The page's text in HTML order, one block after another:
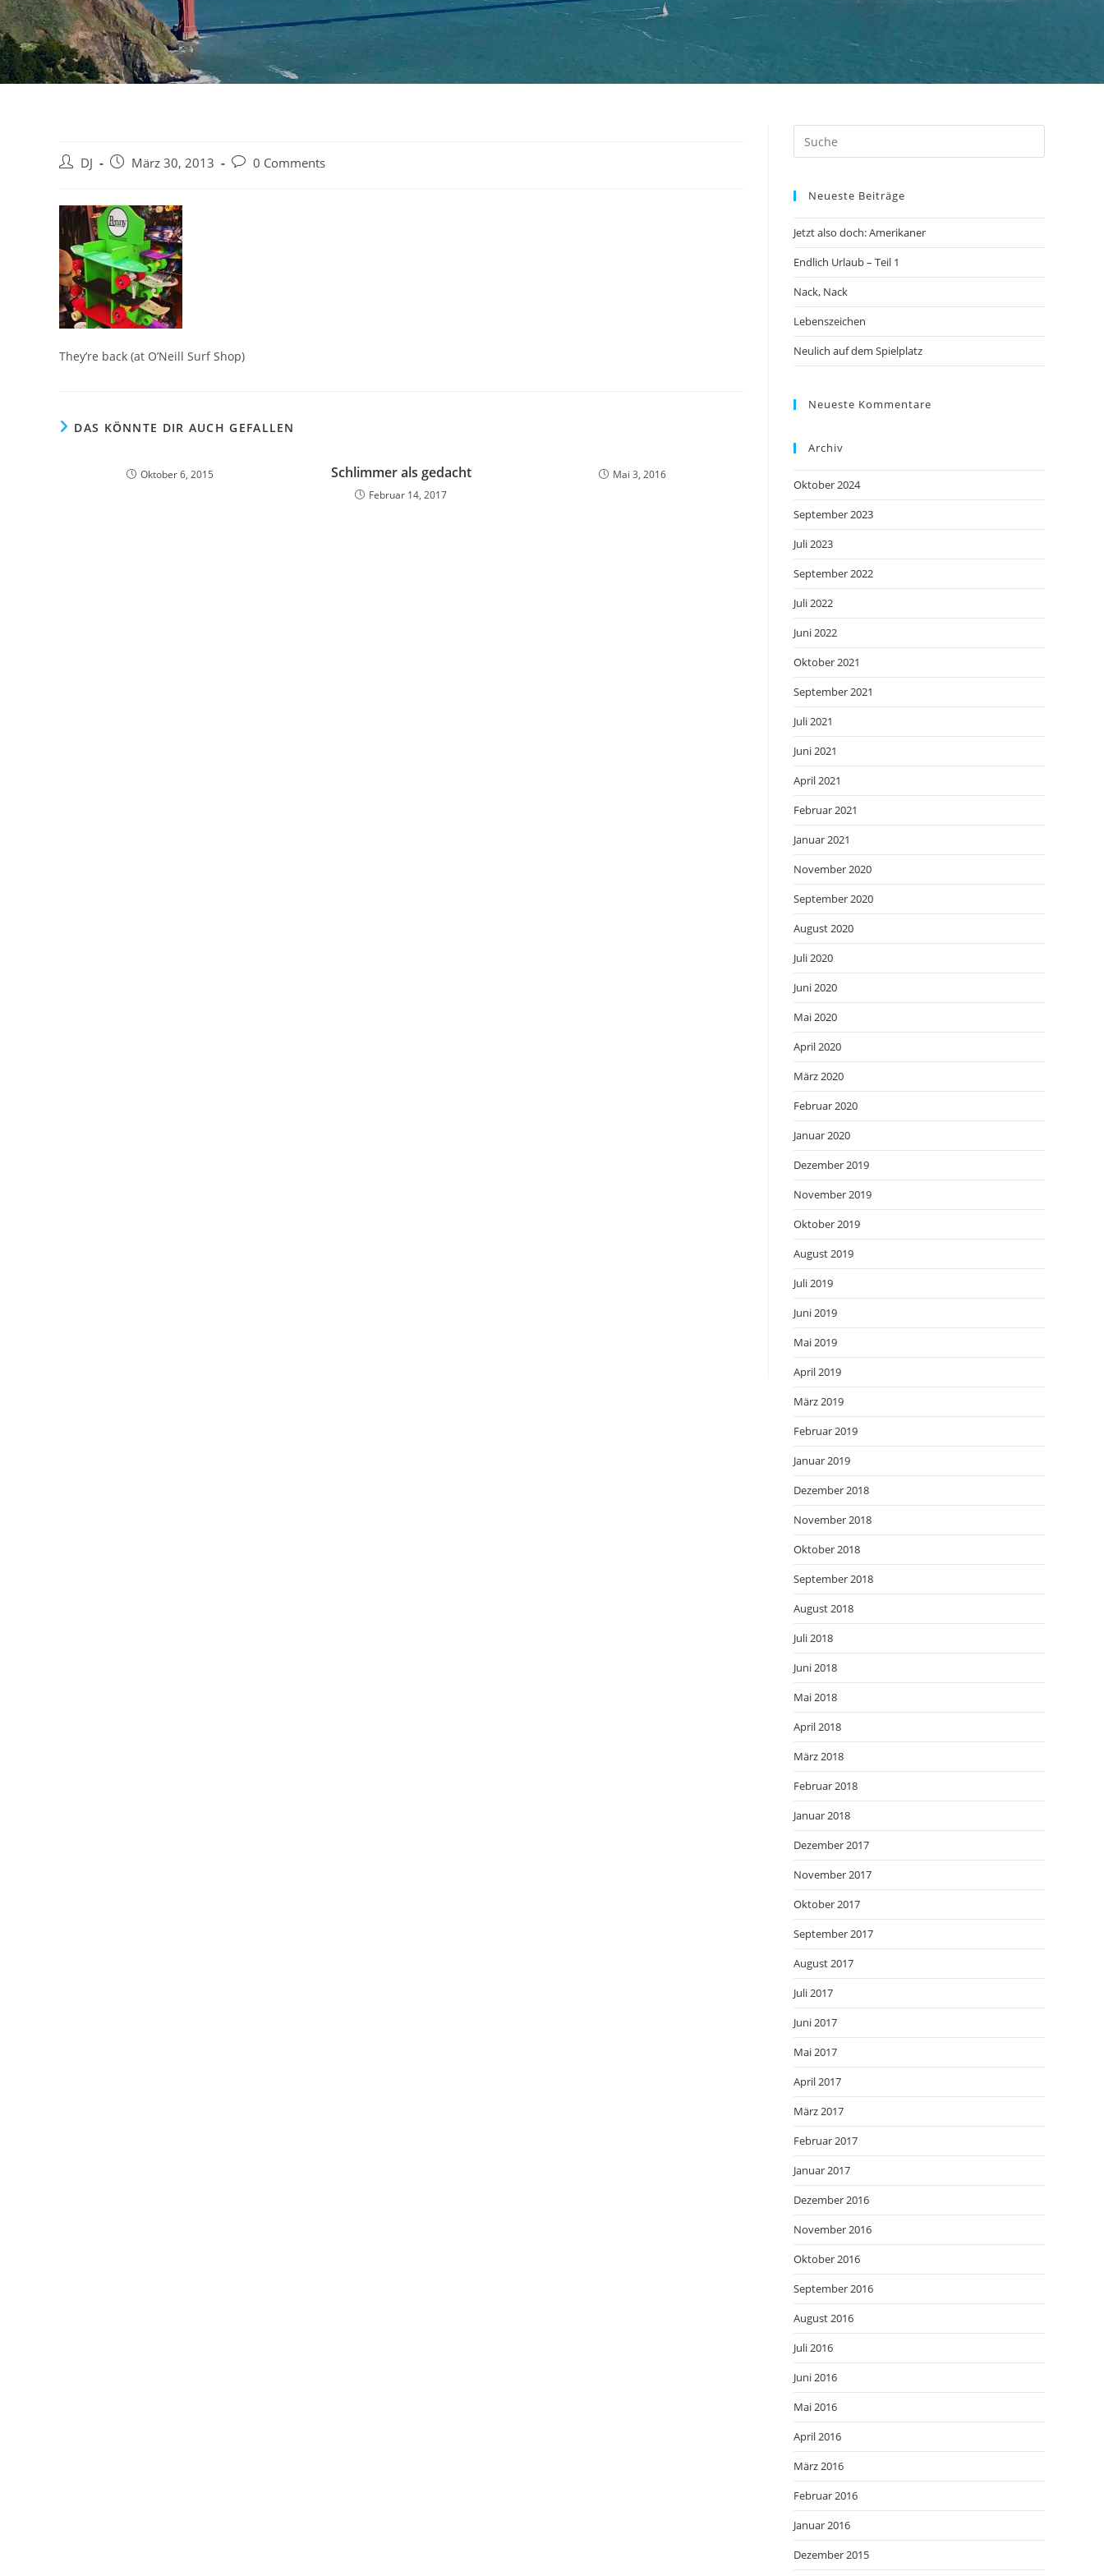
Beitrags-
DJ
BeitragMärz 30, 2013
Beitrags-
0 Comments
They’re back (at O’Neill Surf Shop)
DAS KÖNNTE DIR AUCH GEFALLEN
Oktober 6, 2015 Schlimmer als gedacht
Februar 14, 2017
Mai 3, 2016
Neueste Beiträge
Jetzt also doch: Amerikaner
Endlich Urlaub – Teil 1
Nack, Nack
Lebenszeichen
Neulich auf dem Spielplatz
Neueste Kommentare
Archiv
Oktober 2024
September 2023
Juli 2023
September 2022
Juli 2022
Juni 2022
Oktober 2021
September 2021
Juli 2021
Juni 2021
April 2021
Februar 2021
Januar 2021
November 2020
September 2020
August 2020
Juli 2020
Juni 2020
Mai 2020
April 2020
März 2020
Februar 2020
Januar 2020
Dezember 2019
November 2019
Oktober 2019
August 2019
Juli 2019
Juni 2019
Mai 2019
April 2019
März 2019
Februar 2019
Januar 2019
Dezember 2018
November 2018
Oktober 2018
September 2018
August 2018
Juli 2018
Juni 2018
Mai 2018
April 2018
März 2018
Februar 2018
Januar 2018
Dezember 2017
November 2017
Oktober 2017
September 2017
August 2017
Juli 2017
Juni 2017
Mai 2017
April 2017
März 2017
Februar 2017
Januar 2017
Dezember 2016
November 2016
Oktober 2016
September 2016
August 2016
Juli 2016
Juni 2016
Mai 2016
April 2016
März 2016
Februar 2016
Januar 2016
Dezember 2015